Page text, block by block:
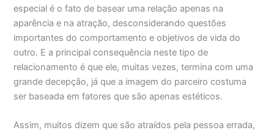
especial é o fato de basear uma relação apenas na
aparência e na atração, desconsiderando questões
importantes do comportamento e objetivos de vida do
outro. E a principal consequência neste tipo de
relacionamento é que ele, muitas vezes, termina com uma
grande decepção, já que a imagem do parceiro costuma
ser baseada em fatores que são apenas estéticos.
Assim, muitos dizem que são atraídos pela pessoa errada,